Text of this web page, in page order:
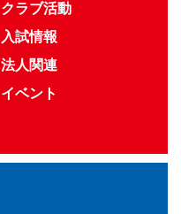
クラブ活動
入試情報
法人関連
イベント